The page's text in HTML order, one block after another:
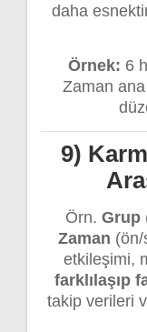
daha
Örnek: 6
Zaman
9)
Örn. Grup
Zaman
etkileşimi,
farklılaşıp
takip verileri